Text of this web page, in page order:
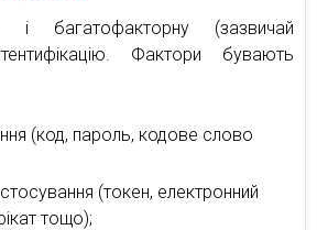
і багатофакторну (зазвичай
Фактори бувають
(код, пароль, кодове слово
(токен, електронний
тощо);